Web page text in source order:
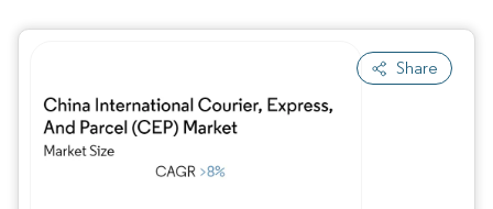
Share